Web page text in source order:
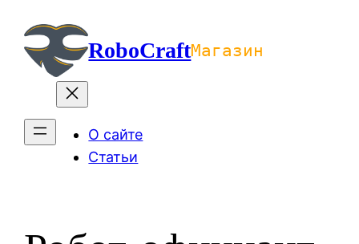
содержимомуRoboCraftМагазин
О сайте
Статьи